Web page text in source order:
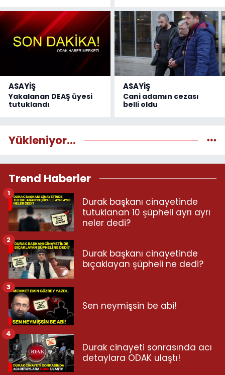
ASAYİŞ
Yakalanan DEAŞ üyesi
tutuklandı
ASAYİŞ
Cani adamın cezası
belli oldu
Yükleniyor...
Trend Haberler
Durak başkanı cinayetinde
tutuklanan 10 şüpheli ayrı ayrı
neler dedi?
1
Durak başkanı cinayetinde
bıçaklayan şüpheli ne dedi?
2
Sen neymişsin be abi!
3
Durak cinayeti sonrasında acı
detaylara ODAK ulaştı!
4